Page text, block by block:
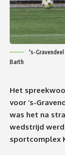
's-
Barth
Het
voor ’s-
was het na
wedstrijd werd
sportcomplex